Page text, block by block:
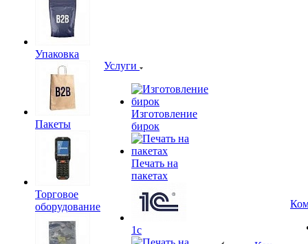
Упаковка
Пакеты
Торговое
оборудование
Услуги
Изготовление
бирок
Печать на
пакетах
1c